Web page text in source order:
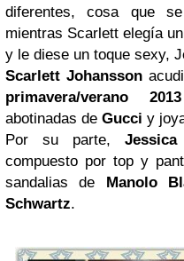
diferentes, cosa que
mientras Scarlett elegía
y le diese un toque sexy,
Scarlett Johansson
primavera/verano
abotinadas de Gucci y
Por su parte,
compuesto por top y
sandalias de Manolo
Schwartz.